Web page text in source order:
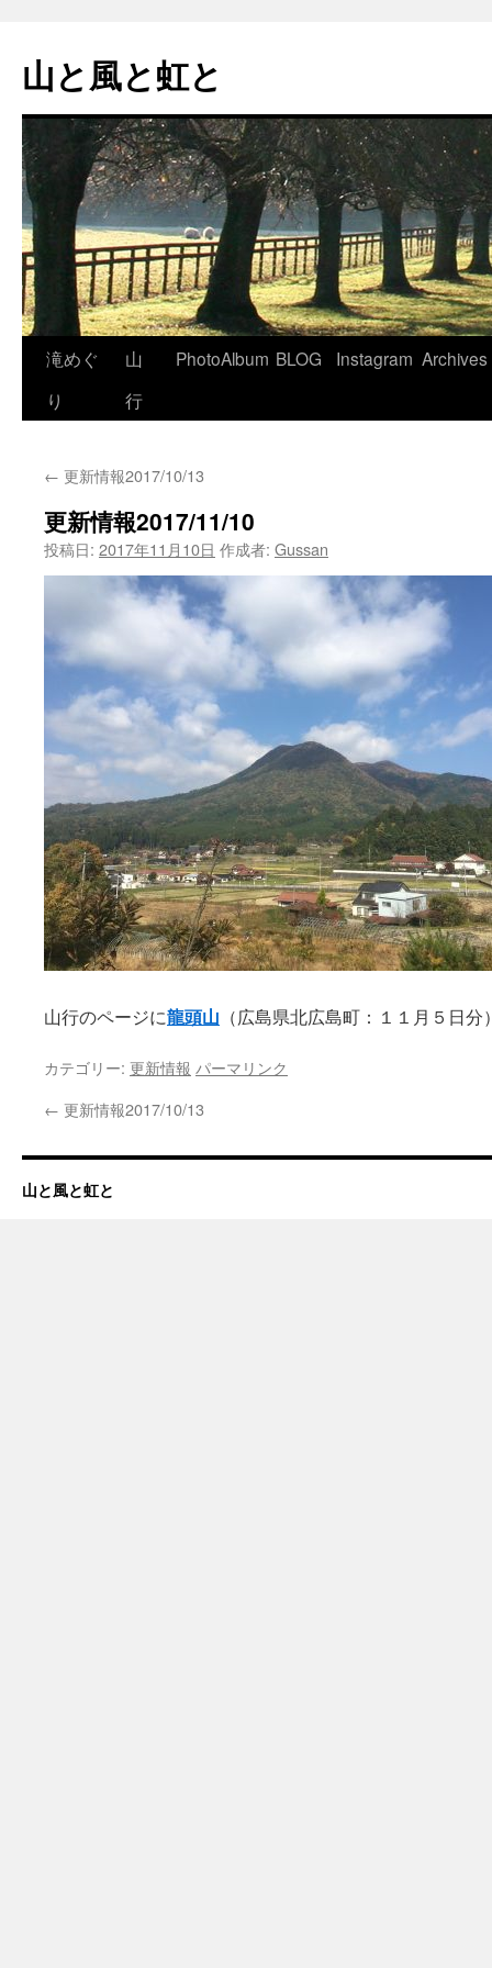
テ
ン
ス
キ
ッ
プ
山と風と虹と
滝めぐ
り
山
行
PhotoAlbum BLOG Instagram Archives
← 更新情報2017/10/13
更新情報2017/11/10
投稿日: 2017年11月10日 作成者: Gussan
山行のページに龍頭山 （広島県北広島町：１１月５日
カテゴリー: 更新情報 パーマリンク
← 更新情報2017/10/13
山と風と虹と